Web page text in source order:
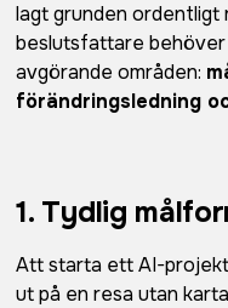
lagt grunden ordentligt
beslutsfattare
avgörande områden:
förändringsledning
1. Tydlig
Att starta ett AI-
ut på en resa utan